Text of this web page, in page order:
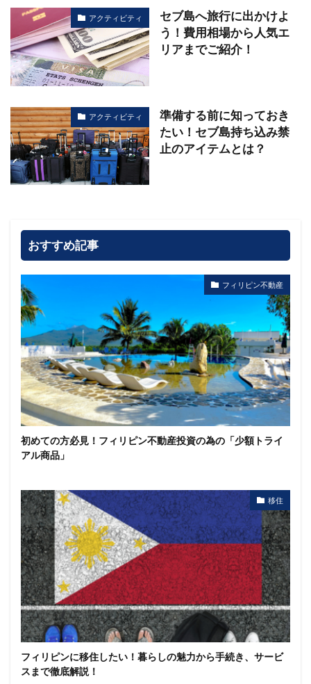
アクティビティ
セブ島へ旅行に出かけよ
う！費用相場から人気エ
リアまでご紹介！
アクティビティ
準備する前に知っておき
たい！セブ島持ち込み禁
止のアイテムとは？
おすすめ記事
フィリピン不動産
初めての方必見！フィリピン不動産投資の為の「少額トライ
アル商品」
移住
フィリピンに移住したい！暮らしの魅力から手続き、サービ
スまで徹底解説！